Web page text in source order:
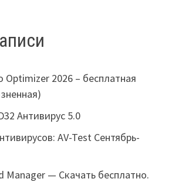
Optimizer 2026 – бесплатная
Антивирус 5.0
AV-Test Сентябрь-
Manager — Скачать бесплатно.